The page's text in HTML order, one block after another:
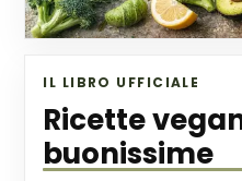
IL LIBRO UFFICIALE
Ricette
buonissime